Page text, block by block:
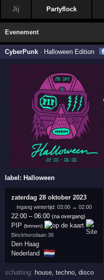
Jij Partyflock
Evenement
CyberPunk · Halloween Edition
label: Halloween
zaterdag 28 oktober 2023
ingang wintertijd: 03:00 → 02:00
22:00 –06:00(na overgang)
PIP (binnen)
Binckhorstlaan 36
Den Haag
Nederland 🇳🇱
schatting: house ,techno ,disco